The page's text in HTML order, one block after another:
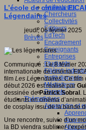
Animateurs
Chercheurs
Collectivités
Editeurs
EdTech
Encadrement
Enseignants
Entreprises
Etudiants
Filières
Institutionnels
Médiateurs
Parents
Thématiques
Apprendre et
L’école de cinéma
Légendaires
jeudi, 06 février 2025
Brèves
Communiqué : Le 8 février
internationale de cinéma
film Les Légendaires.Ce film
début 2026 est réalisé par
dessinée dePatrick Sobral .
étudiants en cinéma
de cosplay issu de la bande
Une rencontre, suivie d’un
la BD viendra sublimer